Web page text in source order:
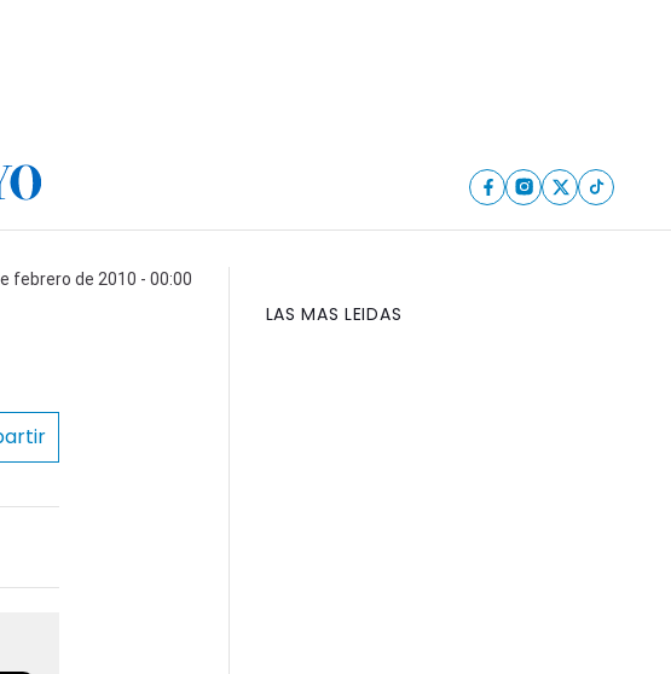
febrero de 2010 - 00:00
LAS MAS LEIDAS